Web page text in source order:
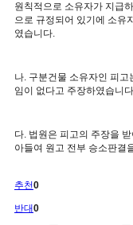
원칙적으로 소유자가 지급
으로 규정되어 있기에 소유
였습니다.
나. 구분건물 소유자인 피
임이 없다고 주장하였습니
다. 법원은 피고의 주장을
아들여 원고 전부 승소판결
추천0
반대0